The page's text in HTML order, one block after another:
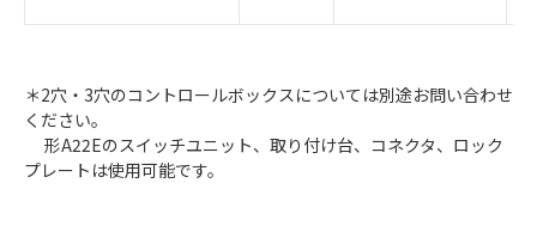
＊2穴・3穴のコントロールボックスについては別途お問い合わせ
ください。
形A22Eのスイッチユニット、取り付け台、コネクタ、ロック
プレートは使用可能です。